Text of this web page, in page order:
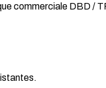
commerciale DBD /